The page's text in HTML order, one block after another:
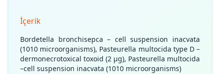
İçerik
Bordetella bronchisepca – cell suspension inacvata
(1010 microorganisms), Pasteurella multocida type D –
dermonecrotoxical toxoid (2 μg), Pasteurella multocida
–cell suspension inacvata (1010 microorganisms)